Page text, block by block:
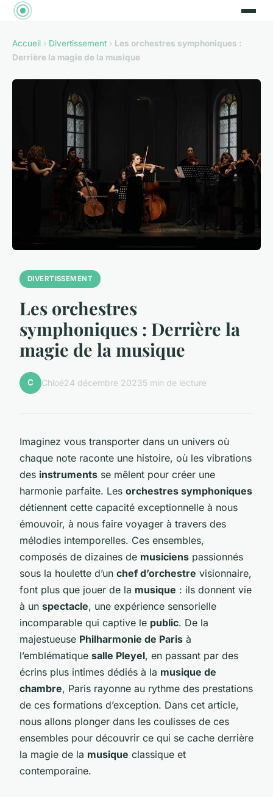
Accueil › Divertissement › Les orchestres symphoniques :
Derrière la magie de la musique
DIVERTISSEMENT
Les orchestres
symphoniques : Derrière la
magie de la musique
C Chloé24 décembre 20235 min de lecture
Imaginez vous transporter dans un univers où
chaque note raconte une histoire, où les vibrations
des instruments se mêlent pour créer une
harmonie parfaite. Les orchestres symphoniques
détiennent cette capacité exceptionnelle à nous
émouvoir, à nous faire voyager à travers des
mélodies intemporelles. Ces ensembles,
composés de dizaines de musiciens passionnés
sous la houlette d’un chef d’orchestre visionnaire,
font plus que jouer de la musique : ils donnent vie
à un spectacle, une expérience sensorielle
incomparable qui captive le public. De la
majestueuse Philharmonie de Paris à
l’emblématique salle Pleyel, en passant par des
écrins plus intimes dédiés à la musique de
chambre, Paris rayonne au rythme des prestations
de ces formations d’exception. Dans cet article,
nous allons plonger dans les coulisses de ces
ensembles pour découvrir ce qui se cache derrière
la magie de la musique classique et
contemporaine.